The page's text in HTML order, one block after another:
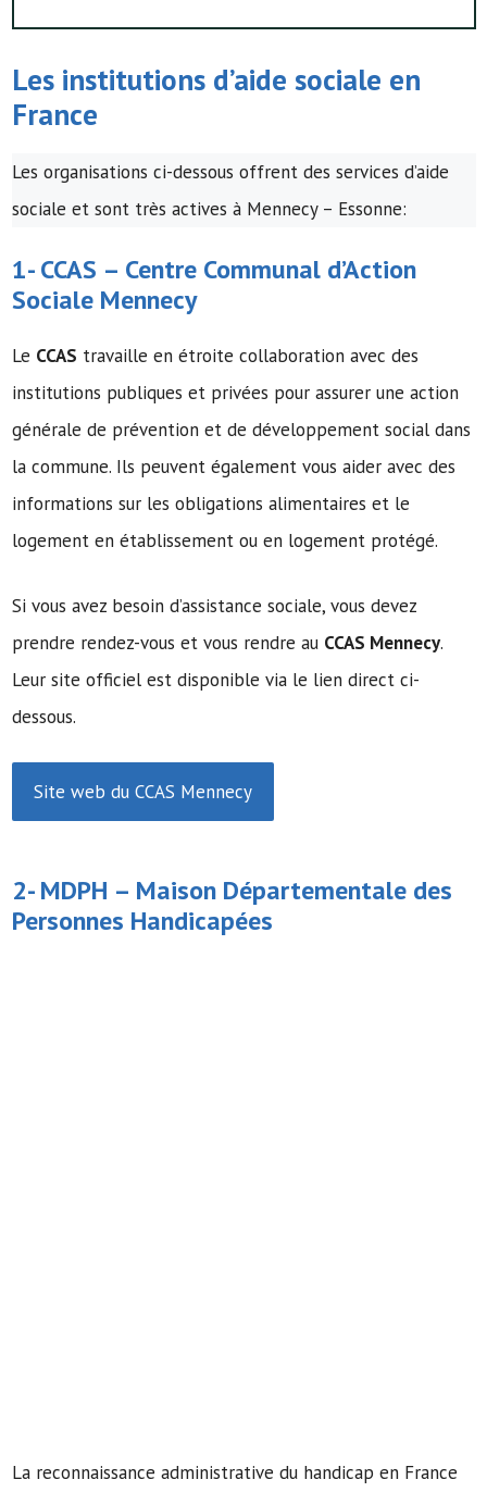
Les institutions d’aide sociale en
France
Les organisations ci-dessous offrent des services d’aide
sociale et sont très actives à Mennecy – Essonne:
1-CCAS – Centre Communal d’Action
Sociale Mennecy
Le CCAS travaille en étroite collaboration avec des
institutions publiques et privées pour assurer une action
générale de prévention et de développement social dans
la commune. Ils peuvent également vous aider avec des
informations sur les obligations alimentaires et le
logement en établissement ou en logement protégé.
Si vous avez besoin d’assistance sociale, vous devez
prendre rendez-vous et vous rendre au CCAS Mennecy.
Leur site officiel est disponible via le lien direct ci-
dessous.
Site web du CCAS Mennecy
2- MDPH – Maison Départementale des
Personnes Handicapées
La reconnaissance administrative du handicap en France